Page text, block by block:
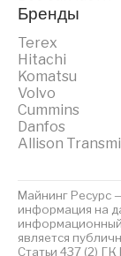
Бренды
Terex
Hitachi
Komatsu
Volvo
Cummins
Danfos
Allison
Майнинг Ресурс
информация на
информационный
является
Статьи 437 (2) ГК